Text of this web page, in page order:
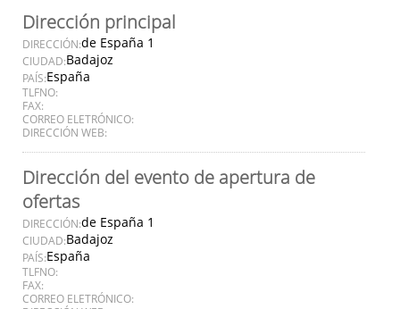
Dirección principal
DIRECCIÓN:de España 1
CIUDAD:Badajoz
PAÍS:España
TLFNO:
FAX:
CORREO ELETRÓNICO:
DIRECCIÓN WEB:
Dirección del evento de apertura de
ofertas
DIRECCIÓN:de España 1
CIUDAD:Badajoz
PAÍS:España
TLFNO:
FAX:
CORREO ELETRÓNICO: